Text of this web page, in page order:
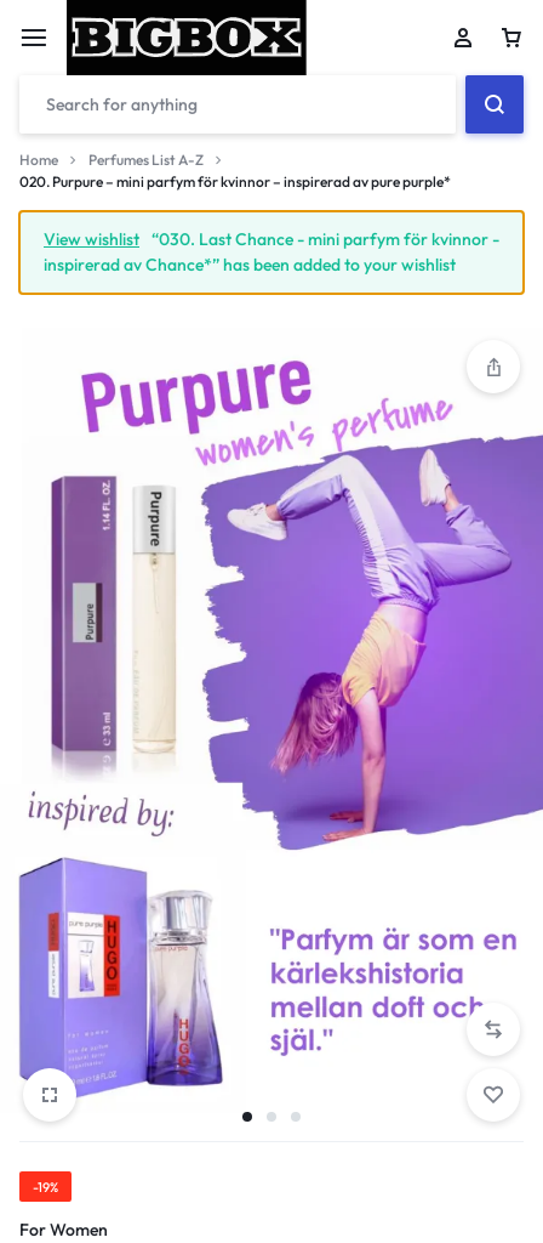
Your bag is empty
Shop What's New
Sign in
Home
Perfumes List A-Z
020. Purpure – mini parfym för kvinnor – inspirerad av pure purple*
View wishlist “030. Last Chance - mini parfym för kvinnor -
inspirerad av Chance*” has been added to your wishlist
-19%
For Women